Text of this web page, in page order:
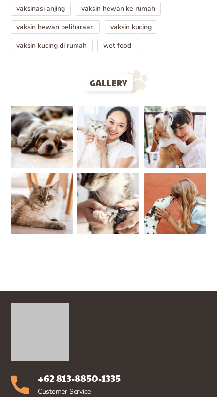
vaksinasi anjing
vaksin hewan ke rumah
vaksin hewan peliharaan
vaksin kucing
vaksin kucing di rumah
wet food
GALLERY
+62 813-8850-1335
Customer Service